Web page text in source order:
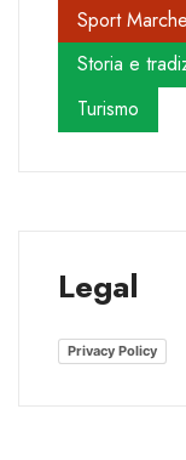
Sport Marche
Storia e
Turismo
Legal
Privacy Policy